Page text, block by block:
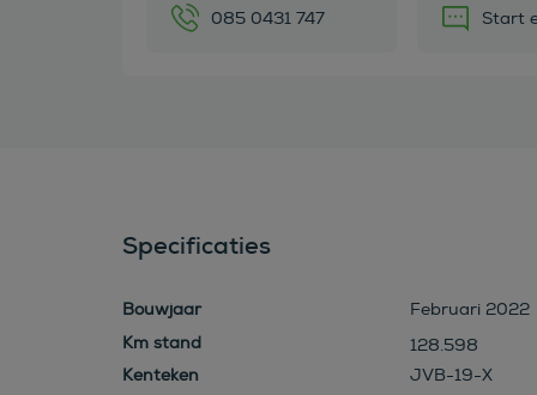
085 0431 747 Start
Specificaties
Bouwjaar
Februari 2022
128.598
Kenteken
JVB-19-X